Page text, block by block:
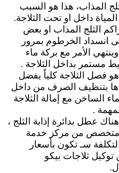
المذاب، هذا هو السبب
داخل او تحت الثلاجة.
الثلج المذاب او بعض
انسداد الخرطوم بمرور
وينتهي الأمر مع بركة ماء
مستمر بداخل الثلاجة .
فصل الثلاجة كلياً يفضل
بعدها بتنظيف الصرف من داخل
الساخن مع إمالة الثلاجة
.
عطل بدائرة إذابة الثلج ،
متخصص من مركز خدمة
سـ تكون بأسعار
ثلاجات بيكو